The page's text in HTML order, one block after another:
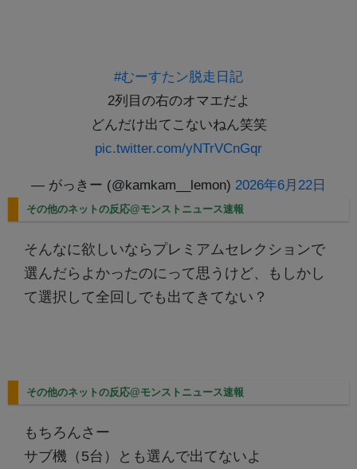
#むーすたン脱走日記
2列目の右のオマエだよ
どんだけ出てこないねん笑笑
pic.twitter.com/yNTrVCnGqr
— がっきー (@kamkam__lemon) 2026年6月22日
その他のネットの反応@モンストニュース速報
そんなに欲しいならプレミアムセレクションで
選んだらよかったのにって思うけど、もしかし
て選択して全回しでも出てきてない？
その他のネットの反応@モンストニュース速報
もちろんさー
サブ機（5台）とも選んで出てないよ